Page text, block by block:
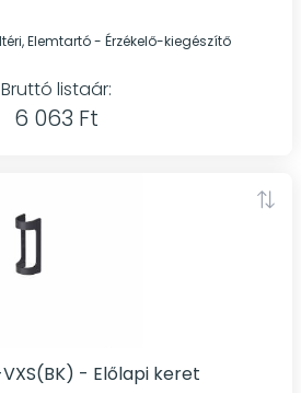
Optex RBB-01 - Beltéri, Elemtartó - Érzékelő-kiegészítő
Bruttó listaár:
6 063 Ft
Optex FC-VXS(BK) - Előlapi keret